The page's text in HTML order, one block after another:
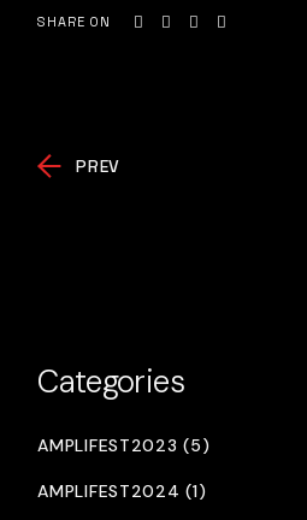
SHARE ON
PREV
Categories
AMPLIFEST2023 (5)
AMPLIFEST2024 (1)